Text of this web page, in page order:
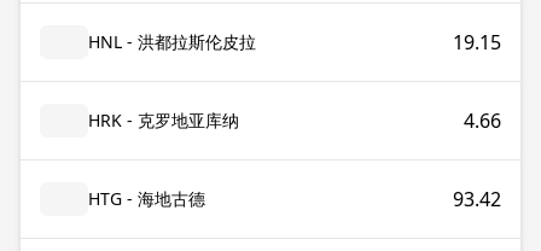
HNL - 洪都拉斯伦皮拉 19.15
HRK - 克罗地亚库纳 4.66
HTG - 海地古德 93.42